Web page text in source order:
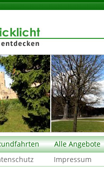
Alle Angebote
Impressum